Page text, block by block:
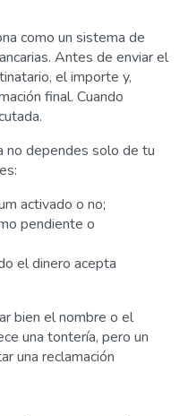
como un sistema de
Antes de enviar el
el importe y,
final. Cuando
no dependes solo de tu
activado o no;
pendiente o
el dinero acepta
bien el nombre o el
una tontería, pero un
una reclamación